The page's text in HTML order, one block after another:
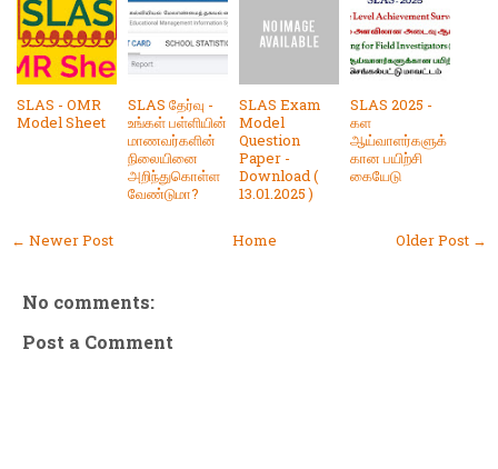
SLAS - OMR
Model Sheet
SLAS தேர்வு -
உங்கள் பள்ளியின்
மாணவர்களின்
நிலையினை
அறிந்துகொள்ள
வேண்டுமா?
SLAS Exam
Model
Question
Paper -
Download (
13.01.2025 )
SLAS 2025 -
கள
ஆய்வாளர்களுக்
கான பயிற்சி
கையேடு
← Newer Post Older Post →
Home
No comments:
Post a Comment